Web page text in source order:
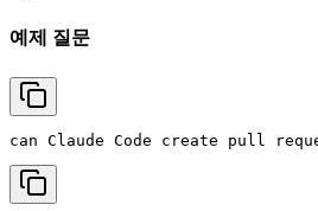
예제 질문